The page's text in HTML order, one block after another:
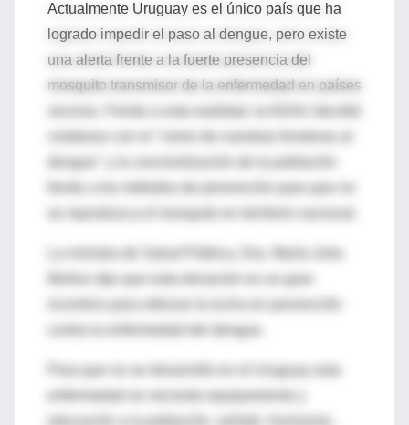
Actualmente Uruguay es el único país que ha
logrado impedir el paso al dengue, pero existe
una alerta frente a la fuerte presencia del
mosquito transmisor de la enfermedad en países
dengue" y la concientización de la población
se reproduzca el mosquito en territorio nacional.
contra la enfermedad del dengue.
Para que no se desarrolle en el Uruguay esta
enfermedad se necesita equipamiento y